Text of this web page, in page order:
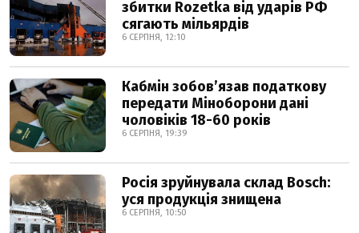
збитки Rozetka від ударів РФ
сягають мільярдів
6 СЕРПНЯ, 12:10
Кабмін зобовʼязав податкову
передати Міноборони дані
чоловіків 18-60 років
6 СЕРПНЯ, 19:39
Росія зруйнувала склад Bosch:
уся продукція знищена
6 СЕРПНЯ, 10:50